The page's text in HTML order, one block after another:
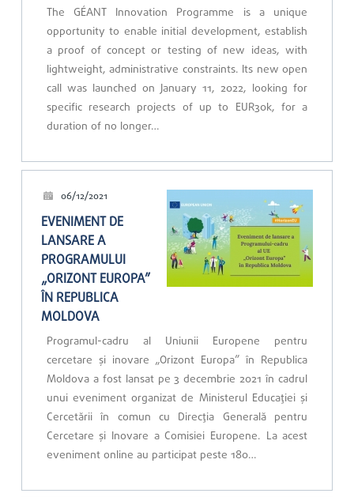
The GÉANT Innovation Programme is a unique
opportunity to enable initial development, establish
a proof of concept or testing of new ideas, with
lightweight, administrative constraints. Its new open
call was launched on January 11, 2022, looking for
specific research projects of up to EUR30k, for a
duration of no longer…
06/12/2021
EVENIMENT DE
LANSARE A
PROGRAMULUI
„ORIZONT EUROPA”
ÎN REPUBLICA
MOLDOVA
Programul-cadru al Uniunii Europene pentru
cercetare și inovare „Orizont Europa” în Republica
Moldova a fost lansat pe 3 decembrie 2021 în cadrul
unui eveniment organizat de Ministerul Educației și
Cercetării în comun cu Direcția Generală pentru
Cercetare și Inovare a Comisiei Europene. La acest
eveniment online au participat peste 180…